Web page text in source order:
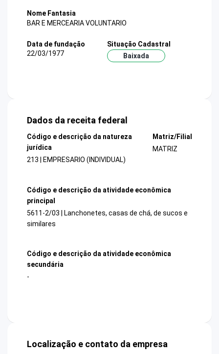
Nome Fantasia
BAR E MERCEARIA VOLUNTARIO
Data de fundação
22/03/1977
Situação Cadastral
Baixada
Dados da receita federal
Código e descrição da natureza
jurídica
213 | EMPRESARIO (INDIVIDUAL)
Matriz/Filial
MATRIZ
Código e descrição da atividade econômica
principal
5611-2/03 | Lanchonetes, casas de chá, de sucos e
similares
Código e descrição da atividade econômica
secundária
-
Localização e contato da empresa